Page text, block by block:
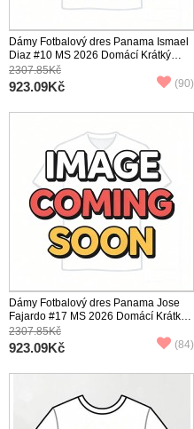
Dámy Fotbalový dres Panama Ismael
Diaz #10 MS 2026 Domácí Krátký
Rukáv
2307.85Kč
923.09Kč (90)
Dámy Fotbalový dres Panama Jose
Fajardo #17 MS 2026 Domácí Krátký
Rukáv
2307.85Kč
923.09Kč (84)